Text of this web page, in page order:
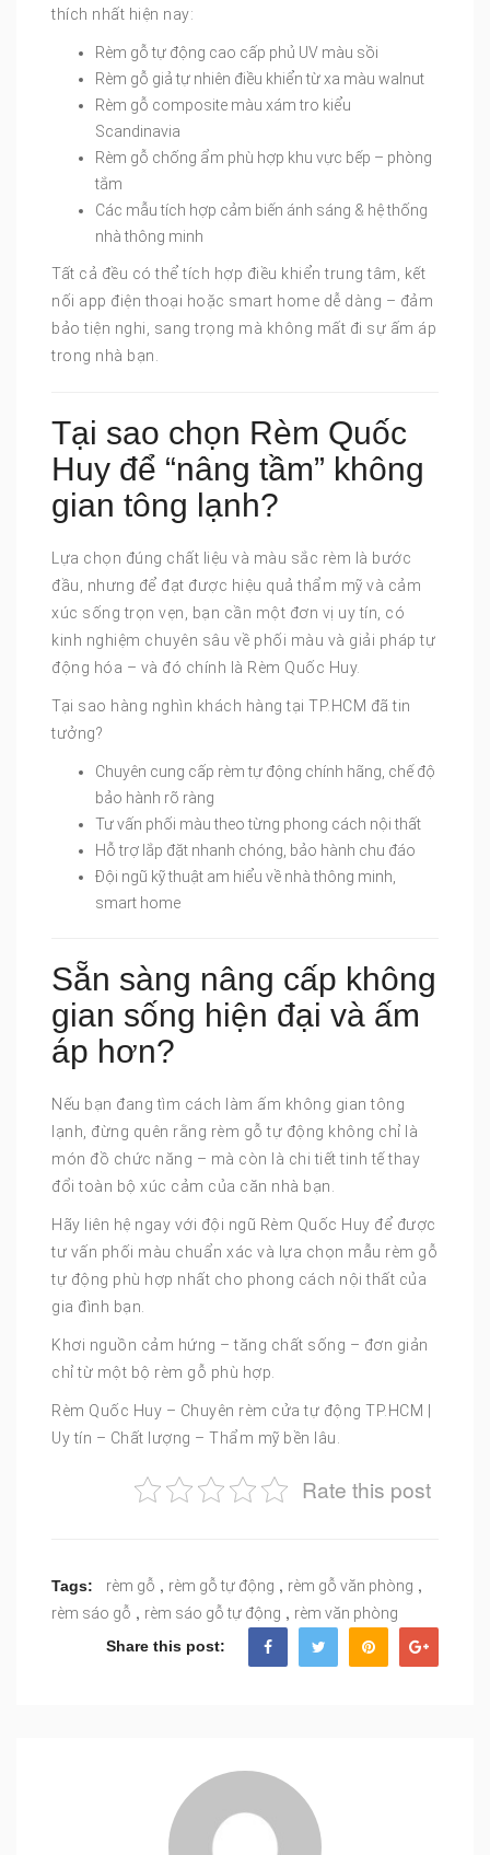
thích nhất hiện nay:
Rèm gỗ tự động cao cấp phủ UV màu sồi
Rèm gỗ giả tự nhiên điều khiển từ xa màu walnut
Rèm gỗ composite màu xám tro kiểu
Scandinavia
Rèm gỗ chống ẩm phù hợp khu vực bếp – phòng
tắm
Các mẫu tích hợp cảm biến ánh sáng & hệ thống
nhà thông minh
Tất cả đều có thể tích hợp điều khiển trung tâm, kết
nối app điện thoại hoặc smart home dễ dàng – đảm
bảo tiện nghi, sang trọng mà không mất đi sự ấm áp
trong nhà bạn.
Tại sao chọn Rèm Quốc
Huy để “nâng tầm” không
gian tông lạnh?
Lựa chọn đúng chất liệu và màu sắc rèm là bước
đầu, nhưng để đạt được hiệu quả thẩm mỹ và cảm
xúc sống trọn vẹn, bạn cần một đơn vị uy tín, có
kinh nghiệm chuyên sâu về phối màu và giải pháp tự
động hóa – và đó chính là Rèm Quốc Huy.
Tại sao hàng nghìn khách hàng tại TP.HCM đã tin
tưởng?
Chuyên cung cấp rèm tự động chính hãng, chế độ
bảo hành rõ ràng
Tư vấn phối màu theo từng phong cách nội thất
Hỗ trợ lắp đặt nhanh chóng, bảo hành chu đáo
Đội ngũ kỹ thuật am hiểu về nhà thông minh,
smart home
Sẵn sàng nâng cấp không
gian sống hiện đại và ấm
áp hơn?
Nếu bạn đang tìm cách làm ấm không gian tông
lạnh, đừng quên rằng rèm gỗ tự động không chỉ là
món đồ chức năng – mà còn là chi tiết tinh tế thay
đổi toàn bộ xúc cảm của căn nhà bạn.
Hãy liên hệ ngay với đội ngũ Rèm Quốc Huy để được
tư vấn phối màu chuẩn xác và lựa chọn mẫu rèm gỗ
tự động phù hợp nhất cho phong cách nội thất của
gia đình bạn.
Khơi nguồn cảm hứng – tăng chất sống – đơn giản
chỉ từ một bộ rèm gỗ phù hợp.
Rèm Quốc Huy – Chuyên rèm cửa tự động TP.HCM |
Uy tín – Chất lượng – Thẩm mỹ bền lâu.
Rate this post
Tags: rèm gỗ , rèm gỗ tự động , rèm gỗ văn phòng ,
rèm sáo gỗ , rèm sáo gỗ tự động , rèm văn phòng
Share this post: